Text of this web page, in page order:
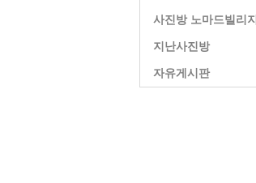
사진방 노마드빌리지
지난사진방
자유게시판